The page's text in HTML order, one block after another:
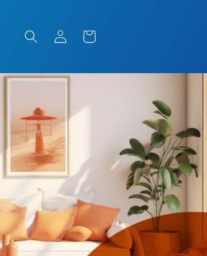
Iniciar
sesión
Carrito